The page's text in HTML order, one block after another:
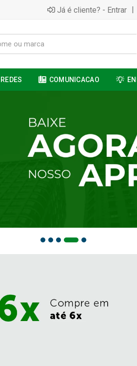
Já é cliente? - Entrar |
REDES COMUNICACAO